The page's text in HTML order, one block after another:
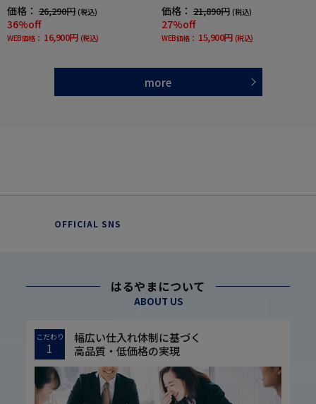
価格： 26,290円 (税込)
36%off
WEB価格： 16,900円 (税込)
夏
価格： 21,890円 (税込)
27%off
WEB価格： 15,900円 (税込)
more
OFFICIAL SNS
はるやまについて
ABOUT US
こだわり
1
幅広い仕入れ体制に基づく
高品質・低価格の実現